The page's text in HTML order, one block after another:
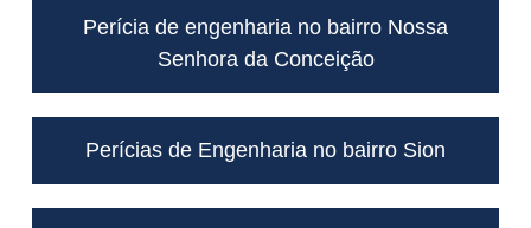
Perícia de engenharia no bairro Nossa
Senhora da Conceição
Perícias de Engenharia no bairro Sion